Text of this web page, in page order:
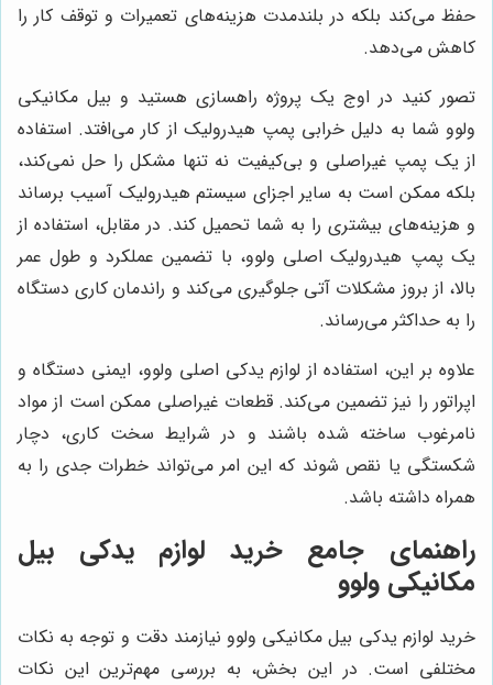
حفظ می‌کند بلکه در بلندمدت هزینه‌های تعمیرات و توقف کار را
کاهش می‌دهد.
تصور کنید در اوج یک پروژه راهسازی هستید و بیل مکانیکی
ولوو شما به دلیل خرابی پمپ هیدرولیک از کار می‌افتد. استفاده
از یک پمپ غیراصلی و بی‌کیفیت نه تنها مشکل را حل نمی‌کند،
بلکه ممکن است به سایر اجزای سیستم هیدرولیک آسیب برساند
و هزینه‌های بیشتری را به شما تحمیل کند. در مقابل، استفاده از
یک پمپ هیدرولیک اصلی ولوو، با تضمین عملکرد و طول عمر
بالا، از بروز مشکلات آتی جلوگیری می‌کند و راندمان کاری دستگاه
را به حداکثر می‌رساند.
علاوه بر این، استفاده از لوازم یدکی اصلی ولوو، ایمنی دستگاه و
اپراتور را نیز تضمین می‌کند. قطعات غیراصلی ممکن است از مواد
نامرغوب ساخته شده باشند و در شرایط سخت کاری، دچار
شکستگی یا نقص شوند که این امر می‌تواند خطرات جدی را به
همراه داشته باشد.
راهنمای جامع خرید لوازم یدکی بیل
مکانیکی ولوو
خرید لوازم یدکی بیل مکانیکی ولوو نیازمند دقت و توجه به نکات
مختلفی است. در این بخش، به بررسی مهم‌ترین این نکات